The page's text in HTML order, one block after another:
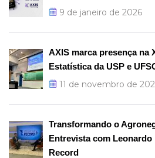
9 de janeiro de 2026
AXIS marca presença na
Estatística da USP e
11 de novembro de
Transformando o
Entrevista com
Record